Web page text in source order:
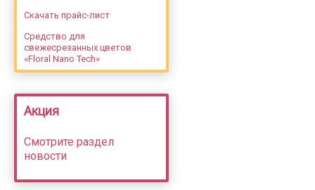
Скачать прайс-лист
Средство для
свежесрезанных цветов
«Floral Nano Tech»
Акция
Смотрите раздел
новости